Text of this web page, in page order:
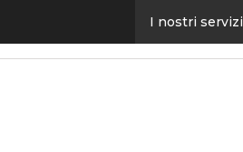
I nostri servizi
Internet4Things